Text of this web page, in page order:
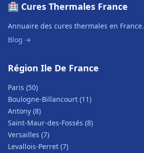
🏥 Cures Thermales France
Annuaire des cures thermales en France.
Blog →
Région Ile De France
Paris (50)
Boulogne-Billancourt (11)
Antony (8)
Saint-Maur-des-Fossés (8)
Versailles (7)
Levallois-Perret (7)